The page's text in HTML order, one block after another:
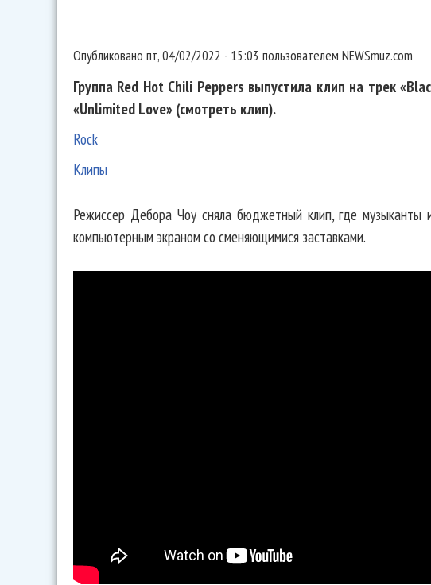
Опубликовано пт, 04/02/2022 - 15:03 пользователем NEWSmuz.com
Группа Red Hot Chili Peppers выпустила клип на трек
«Unlimited Love» (смотреть клип).
Rock
Клипы
Режиссер Дебора Чоу сняла бюджетный клип, где музыканты
компьютерным экраном со сменяющимися заставками.